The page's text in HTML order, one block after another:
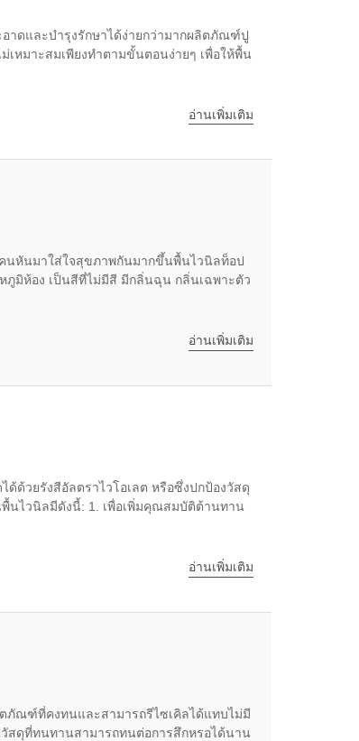
าดและบำรุงรักษาได้ง่ายกว่ามากผลิตภัณฑ์ปู
เหมาะสมเพียงทำตามขั้นตอนง่ายๆ เพื่อให้พื้น
อ่านเพิ่มเติม
นหันมาใส่ใจสุขภาพกันมากขึ้นพื้นไวนิลท็อป
ภูมิห้อง เป็นสีที่ไม่มีสี มีกลิ่นฉุน กลิ่นเฉพาะตัว
อ่านเพิ่มเติม
ด้ด้วยรังสีอัลตราไวโอเลต หรือซึ่งปกป้องวัสดุ
พื้นไวนิลมีดังนี้: 1. เพื่อเพิ่มคุณสมบัติต้านทาน
อ่านเพิ่มเติม
ภัณฑ์ที่คงทนและสามารถรีไซเคิลได้แทบไม่มี
สดุที่ทนทานสามารถทนต่อการสึกหรอได้นาน